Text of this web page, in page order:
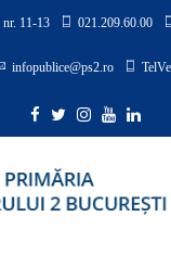
11-13 021.209.60.00
infopublice@ps2.ro